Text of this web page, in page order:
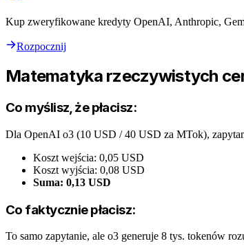
Kup zweryfikowane kredyty OpenAI, Anthropic,
Rozpocznij
Matematyka rzeczywistych
Co myślisz, że płacisz:
Dla OpenAI o3 (10 USD / 40 USD za MTok),
Koszt wejścia: 0,05 USD
Koszt wyjścia: 0,08 USD
Suma: 0,13 USD
Co faktycznie płacisz:
To samo zapytanie, ale o3 generuje 8 tys. tokenów